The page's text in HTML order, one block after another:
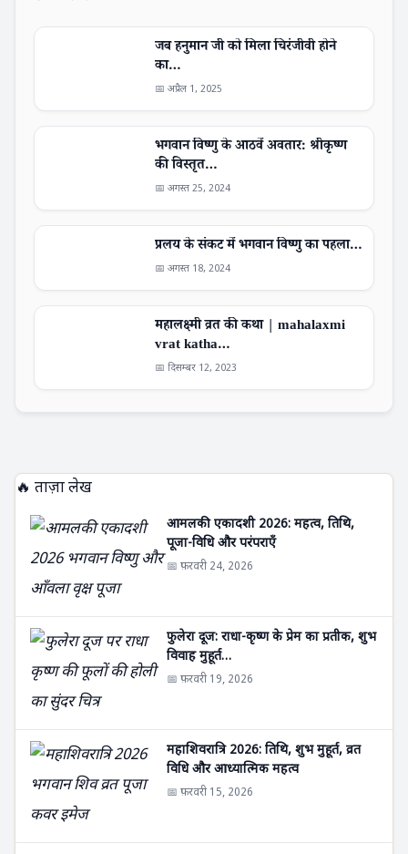
जब हनुमान जी को मिला चिरंजीवी होने
का…
📅 अप्रैल 1, 2025
भगवान विष्णु के आठवें अवतार: श्रीकृष्ण
की विस्तृत…
📅 अगस्त 25, 2024
प्रलय के संकट में भगवान विष्णु का पहला…
📅 अगस्त 18, 2024
महालक्ष्मी व्रत की कथा | mahalaxmi
vrat katha…
📅 दिसम्बर 12, 2023
🔥 ताज़ा लेख
आमलकी एकादशी 2026: महत्व, तिथि,
पूजा-विधि और परंपराएँ
📅 फ़रवरी 24, 2026
फुलेरा दूज: राधा-कृष्ण के प्रेम का प्रतीक, शुभ
विवाह मुहूर्त…
📅 फ़रवरी 19, 2026
महाशिवरात्रि 2026: तिथि, शुभ मुहूर्त, व्रत
विधि और आध्यात्मिक महत्व
📅 फ़रवरी 15, 2026